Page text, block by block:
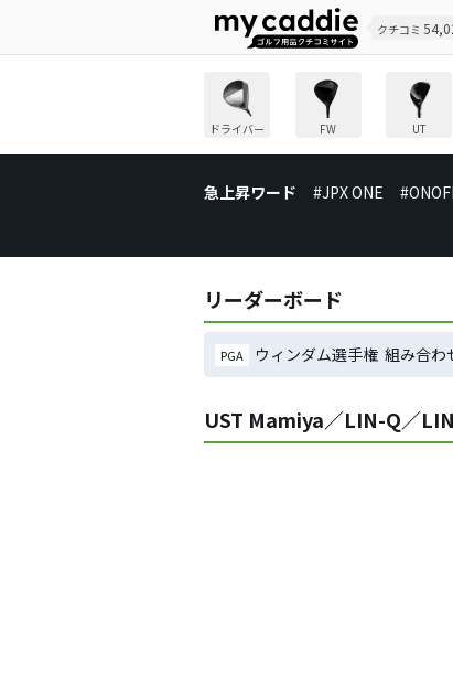
クチコミ
ドライバー FW UT
急上昇ワード #JPX ONE
リーダーボード
PGA ウィンダム選手権 組み合わ
UST Mamiya／LIN-Q／